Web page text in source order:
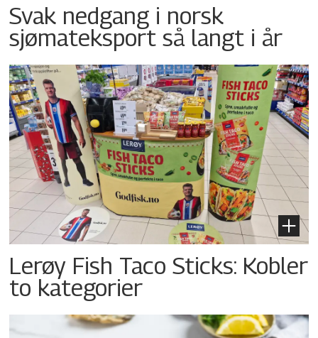
Svak nedgang i norsk
sjømateksport så langt i år
Lerøy Fish Taco Sticks: Kobler
to kategorier